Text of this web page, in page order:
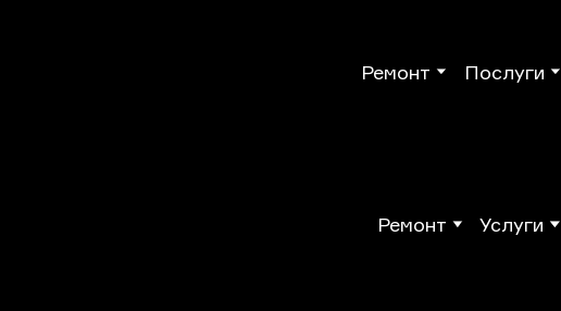
Ремонт Послуги
Ремонт Услуги